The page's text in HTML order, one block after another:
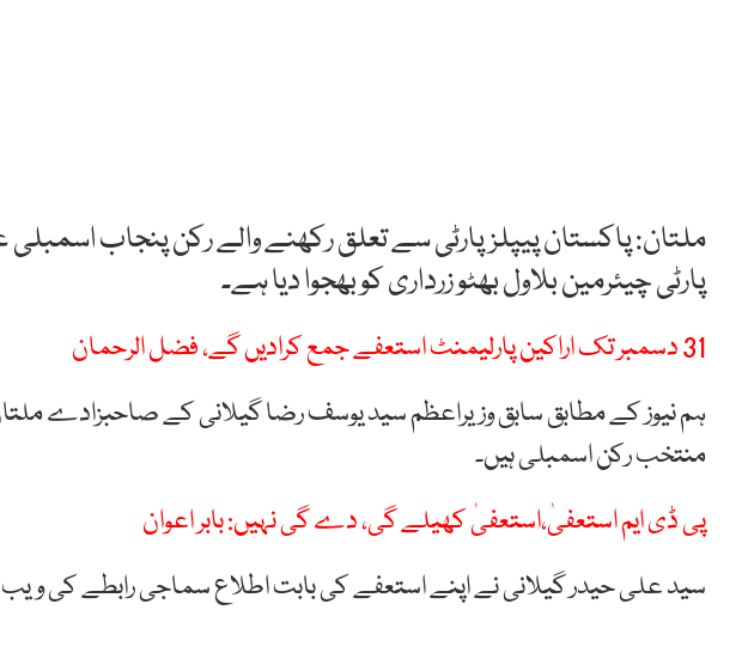
ملتان: پاکستان پیپلزپارٹی سے تعلق رکھنے والے رکن پنجاب اسمبلی
پارٹی چیئرمین بلاول بھٹو زرداری کو بھجوا دیا ہے۔
31 دسمبر تک اراکین پارلیمنٹ استعفے جمع کرادیں گے، فضل الرحمان
منتخب رکن اسمبلی ہیں۔
پی ڈی ایم استعفیٰ،استعفیٰ کھیلے گی، دے گی نہیں: بابر اعوان
سید علی حیدر گیلانی نے اپنے استعفے کی بابت اطلاع سماجی رابطے کی